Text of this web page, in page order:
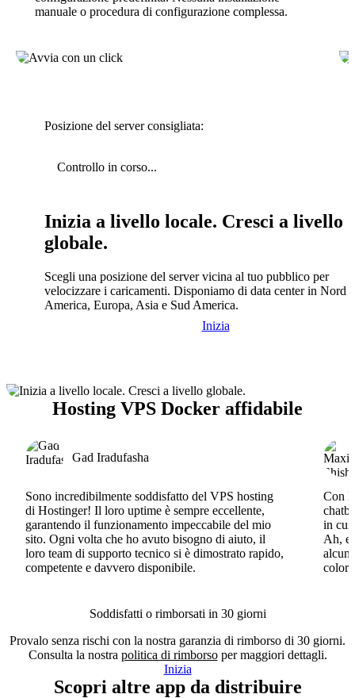
manuale o procedura di configurazione complessa.
Posizione del server consigliata:
Controllo in corso...
Inizia a livello locale. Cresci a livello
globale.
Scegli una posizione del server vicina al tuo pubblico per
velocizzare i caricamenti. Disponiamo di data center in Nord
America, Europa, Asia e Sud America.
Inizia
Hosting VPS Docker affidabile
Gad Iradufasha
Sono incredibilmente soddisfatto del VPS hosting
di Hostinger! Il loro uptime è sempre eccellente,
garantendo il funzionamento impeccabile del mio
sito. Ogni volta che ho avuto bisogno di aiuto, il
loro team di supporto tecnico si è dimostrato rapido,
competente e davvero disponibile.
Con
in cui
Ah, e
alcun
Soddisfatti o rimborsati in 30 giorni
Provalo senza rischi con la nostra garanzia di rimborso di 30 giorni.
Consulta la nostra politica di rimborsoper maggiori dettagli.
Inizia
Scopri altre app da distribuire